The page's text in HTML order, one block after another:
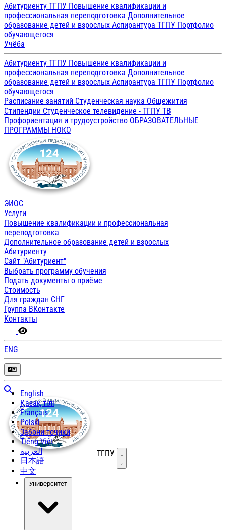
Абитуриенту ТГПУ Повышение квалификации и
профессиональная переподготовка Дополнительное
образование детей и взрослых Аспирантура ТГПУ Портфолио
обучающегося
Учёба
Абитуриенту ТГПУ Повышение квалификации и
профессиональная переподготовка Дополнительное
образование детей и взрослых Аспирантура ТГПУ Портфолио
обучающегося
Расписание занятий Студенческая наука Общежития
Стипендии Студенческое телевидение - ТГПУ ТВ
Профориентация и трудоустройство ОБРАЗОВАТЕЛЬНЫЕ
ПРОГРАММЫ НОКО
ЭИОС
Услуги
Повышение квалификации и профессиональная
переподготовка
Дополнительное образование детей и взрослых
Абитуриенту
Сайт "Абитуриент"
Выбрать программу обучения
Подать документы о приёме
Стоимость
Для граждан СНГ
Группа ВКонтакте
Контакты
ENG
English
Қазақ тілі
Français
Polski
Забони тоҷикӣ
Tiếng Việt
العربية
日本語
中文
ТГПУ Открыть меню
Университет